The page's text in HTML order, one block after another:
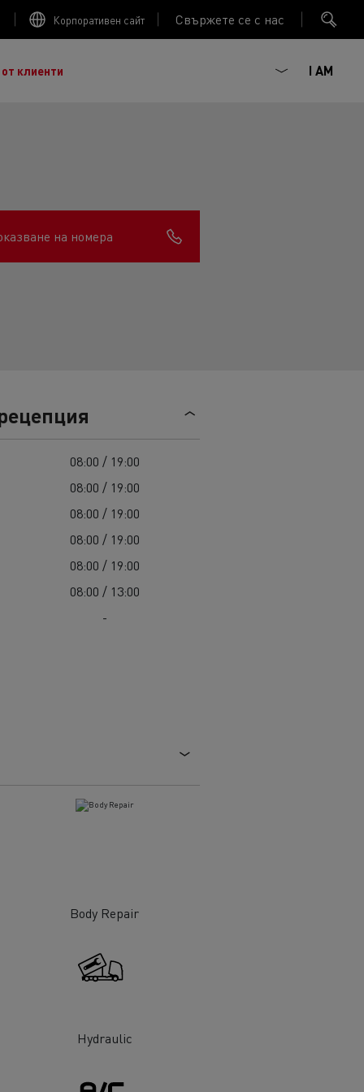
Корпоративен сайт Свържете се с нас
:
ГОРИВНА ЕФЕКТИВНОСТ
френски производител на камиони, основан
от повече от век иновации, сега сме
клиенти I AM
на номера
08:00 / 19:00
08:00 / 19:00
08:00 / 19:00
08:00 / 19:00
08:00 / 19:00
08:00 / 13:00
-
Body Repair
Hydraulic